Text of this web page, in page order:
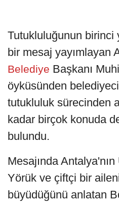
Tutukluluğunun birinci
bir mesaj yayımlayan
Belediye Başkanı
öyküsünden
tutukluluk sürecinden
kadar birçok konuda
bulundu.
Mesajında
Yörük ve çiftçi bir
büyüdüğünü anlatan